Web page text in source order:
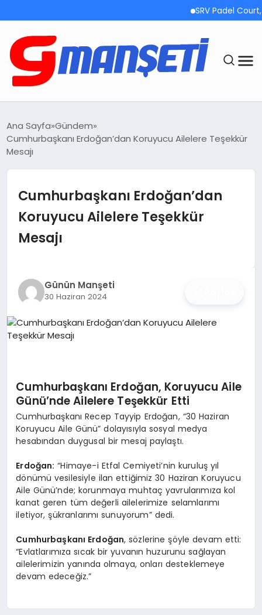
SRV Padel Court,
DEMOLAR
OYUN
ANA DEMO
TEKNOLOJI
KRIPTO PARA
GEZI & SEYAHAT
Ana Sayfa Gündem
Cumhurbaşkanı Erdoğan’dan Koruyucu Ailelere Teşekkür
Mesajı
Cumhurbaşkanı Erdoğan’dan
Koruyucu Ailelere Teşekkür
Mesajı
Günün Manşeti
30 Haziran 2024
Cumhurbaşkanı Erdoğan, Koruyucu Aile
Günü’nde Ailelere Teşekkür Etti
Cumhurbaşkanı Recep Tayyip Erdoğan, “30 Haziran
Koruyucu Aile Günü” dolayısıyla sosyal medya
hesabından duygusal bir mesaj paylaştı.
Erdoğan: “Himaye-i Etfal Cemiyeti’nin kuruluş yıl
dönümü vesilesiyle ilan ettiğimiz 30 Haziran Koruyucu
Aile Günü’nde; korunmaya muhtaç yavrularımıza kol
kanat geren tüm değerli ailelerimize selamlarımı
iletiyor, şükranlarımı sunuyorum” dedi.
Cumhurbaşkanı Erdoğan, sözlerine şöyle devam etti:
“Evlatlarımıza sıcak bir yuvanın huzurunu sağlayan
ailelerimizin yanında olmaya, onları desteklemeye
devam edeceğiz.”